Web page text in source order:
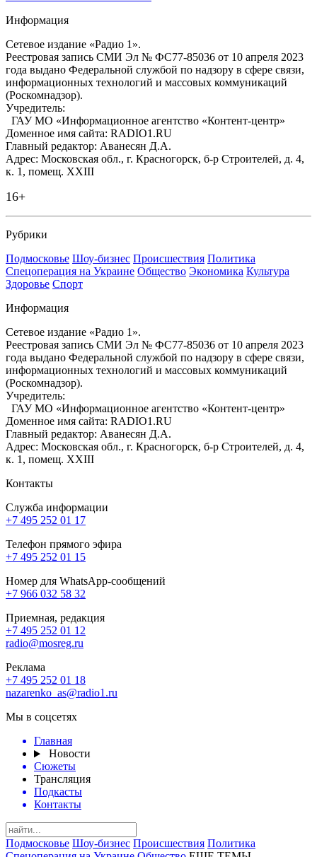
Информация
Сетевое издание «Радио 1».
Реестровая запись СМИ Эл № ФС77-85036 от 10 апреля 2023
года выдано Федеральной службой по надзору в сфере связи,
информационных технологий и массовых коммуникаций
(Роскомнадзор).
Учредитель:
ГАУ МО «Информационное агентство «Контент-центр»
Доменное имя сайта: RADIO1.RU
Главный редактор: Аванесян Д.А.
Адрес: Московская обл., г. Красногорск, б-р Строителей, д. 4,
к. 1, помещ. XXIII
16+
Рубрики
Подмосковье Шоу-бизнес Происшествия Политика
Спецоперация на Украине Общество Экономика Культура
Здоровье Спорт
Информация
Сетевое издание «Радио 1».
Реестровая запись СМИ Эл № ФС77-85036 от 10 апреля 2023
года выдано Федеральной службой по надзору в сфере связи,
информационных технологий и массовых коммуникаций
(Роскомнадзор).
Учредитель:
ГАУ МО «Информационное агентство «Контент-центр»
Доменное имя сайта: RADIO1.RU
Главный редактор: Аванесян Д.А.
Адрес: Московская обл., г. Красногорск, б-р Строителей, д. 4,
к. 1, помещ. XXIII
Контакты
Служба информации
+7 495 252 01 17
Телефон прямого эфира
+7 495 252 01 15
Номер для WhatsApp-сообщений
+7 966 032 58 32
Приемная, редакция
+7 495 252 01 12
radio@mosreg.ru
Реклама
+7 495 252 01 18
nazarenko_as@radio1.ru
Мы в соцсетях
Главная
Новости
Сюжеты
Трансляция
Подкасты
Контакты
Подмосковье Шоу-бизнес Происшествия Политика